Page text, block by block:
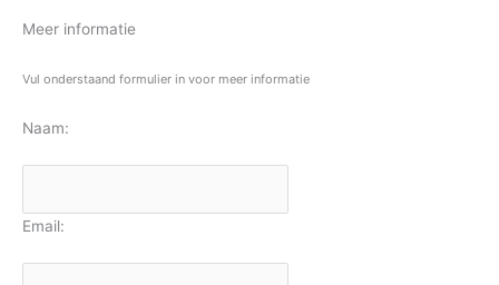
Meer informatie
Vul onderstaand formulier in voor meer informatie
Naam:
Email: